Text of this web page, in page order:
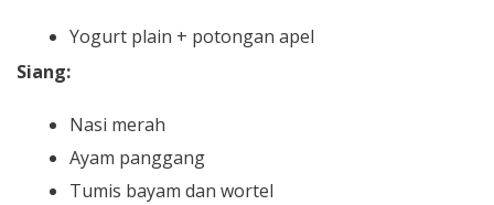
Yogurt plain + potongan apel
Siang:
Nasi merah
Ayam panggang
Tumis bayam dan wortel